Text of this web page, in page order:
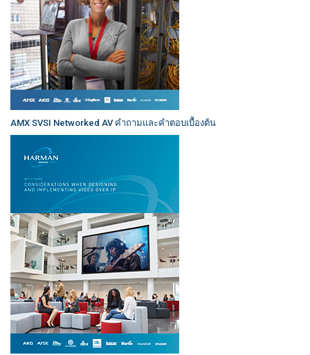
AMX SVSI Networked AV คำถามและคำตอบเบื้องต้น